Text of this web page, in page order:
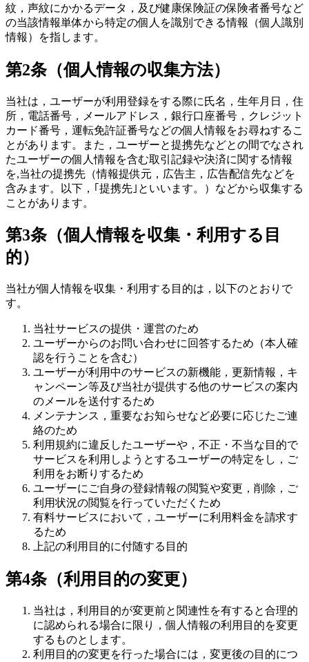
紋，声紋にかかるデータ，及び健康保険証の保険者番号など
の当該情報単体から特定の個人を識別できる情報（個人識別
情報）を指します。
第2条（個人情報の収集方法）
当社は，ユーザーが利用登録をする際に氏名，生年月日，住
所，電話番号，メールアドレス，銀行口座番号，クレジット
カード番号，運転免許証番号などの個人情報をお尋ねするこ
とがあります。また，ユーザーと提携先などとの間でなされ
たユーザーの個人情報を含む取引記録や決済に関する情報
を,当社の提携先（情報提供元，広告主，広告配信先などを
含みます。以下，｢提携先｣といいます。）などから収集する
ことがあります。
第3条（個人情報を収集・利用する目
的）
当社が個人情報を収集・利用する目的は，以下のとおりで
す。
当社サービスの提供・運営のため
ユーザーからのお問い合わせに回答するため（本人確
認を行うことを含む）
ユーザーが利用中のサービスの新機能，更新情報，キ
ャンペーン等及び当社が提供する他のサービスの案内
のメールを送付するため
メンテナンス，重要なお知らせなど必要に応じたご連
絡のため
利用規約に違反したユーザーや，不正・不当な目的で
サービスを利用しようとするユーザーの特定をし，ご
利用をお断りするため
ユーザーにご自身の登録情報の閲覧や変更，削除，ご
利用状況の閲覧を行っていただくため
有料サービスにおいて，ユーザーに利用料金を請求す
るため
上記の利用目的に付随する目的
第4条（利用目的の変更）
当社は，利用目的が変更前と関連性を有すると合理的
に認められる場合に限り，個人情報の利用目的を変更
するものとします。
利用目的の変更を行った場合には，変更後の目的につ